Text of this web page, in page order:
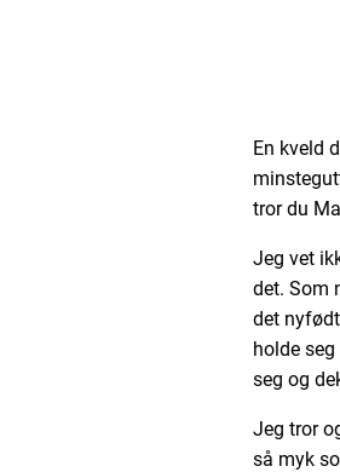
En kveld
tror du
Jeg vet
det. Som
det
holde
seg og
Jeg tror
så myk